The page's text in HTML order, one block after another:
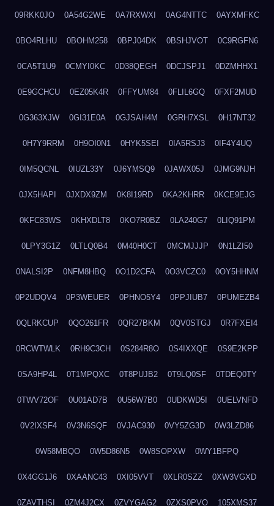
09RKK0JO 0A54G2WE 0A7RXWXI 0AG4NTTC 0AYXMFKC
0BO4RLHU 0BOHM258 0BPJ04DK 0BSHJVOT 0C9RGFN6
0CA5T1U9 0CMYI0KC 0D38QEGH 0DCJSPJ1 0DZMHHX1
0E9GCHCU 0EZ05K4R 0FFYUM84 0FLIL6GQ 0FXF2MUD
0G363XJW 0GI31E0A 0GJSAH4M 0GRH7XSL 0H17NT32
0H7Y9RRM 0H9OI0N1 0HYK5SEI 0IA5RSJ3 0IF4Y4UQ
0IM5QCNL 0IUZL33Y 0J6YMSQ9 0JAWX05J 0JMG9NJH
0JX5HAPI 0JXDX9ZM 0K8I19RD 0KA2KHRR 0KCE9EJG
0KFC83WS 0KHXDLT8 0KO7R0BZ 0LA240G7 0LIQ91PM
0LPY3G1Z 0LTLQ0B4 0M40H0CT 0MCMJJJP 0N1LZI50
0NALSI2P 0NFM8HBQ 0O1D2CFA 0O3VCZC0 0OY5HHNM
0P2UDQV4 0P3WEUER 0PHNO5Y4 0PPJIUB7 0PUMEZB4
0QLRKCUP 0QO261FR 0QR27BKM 0QV0STGJ 0R7FXEI4
0RCWTWLK 0RH9C3CH 0S284R8O 0S4IXXQE 0S9E2KPP
0SA9HP4L 0T1MPQXC 0T8PUJB2 0T9LQ0SF 0TDEQ0TY
0TWV72OF 0U01AD7B 0U56W7B0 0UDKWD5I 0UELVNFD
0V2IXSF4 0V3N6SQF 0VJAC930 0VY5ZG3D 0W3LZD86
0W58MBQO 0W5D86N5 0W8SOPXW 0WY1BFPQ
0X4GG1J6 0XAANC43 0XI05VVT 0XLR0SZZ 0XW3VGXD
0ZAVTHSI 0ZM4J2CX 0ZVYGAG2 0ZXS0PVO 105XMS37